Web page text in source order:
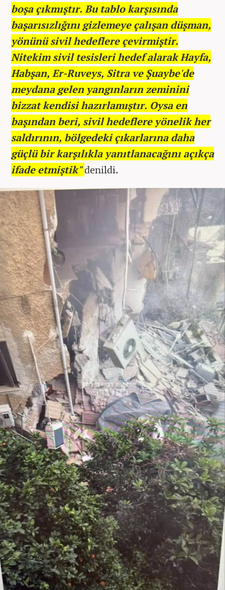
boşa çıkmıştır. Bu tablo karşısında
başarısızlığını gizlemeye çalışan düşman,
yönünü sivil hedeflere çevirmiştir.
Nitekim sivil tesisleri hedef alarak Hayfa,
Habşan, Er-Ruveys, Sitra ve Şuaybe'de
meydana gelen yangınların zeminini
bizzat kendisi hazırlamıştır. Oysa en
başından beri, sivil hedeflere yönelik her
saldırının, bölgedeki çıkarlarına daha
güçlü bir karşılıkla yanıtlanacağını açıkça
ifade etmiştik"denildi.